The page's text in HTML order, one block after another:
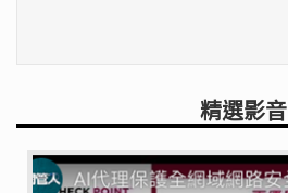
精選影音